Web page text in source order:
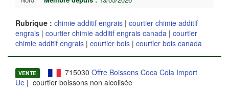
Rubrique : chimie additif engrais | courtier chimie additif
engrais | courtier chimie additif engrais canada | courtier
chimie additif engrais | courtier bois | courtier bois canada
VENTE 715030 Offre Boissons Coca Cola Import
Ue | courtier boissons non alcolisée